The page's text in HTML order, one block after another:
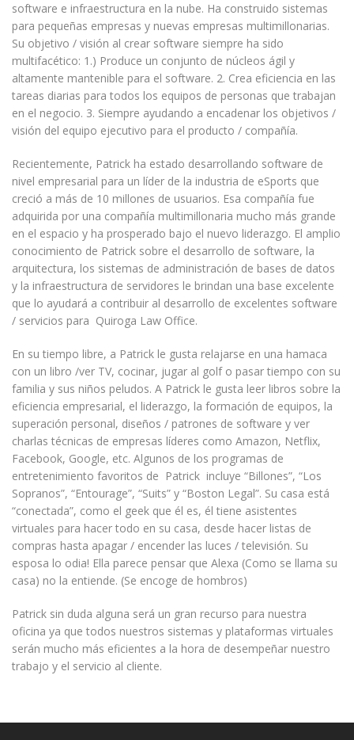
software e infraestructura en la nube. Ha construido sistemas
para pequeñas empresas y nuevas empresas multimillonarias.
Su objetivo / visión al crear software siempre ha sido
multifacético: 1.) Produce un conjunto de núcleos ágil y
altamente mantenible para el software. 2. Crea eficiencia en las
tareas diarias para todos los equipos de personas que trabajan
en el negocio. 3. Siempre ayudando a encadenar los objetivos /
visión del equipo ejecutivo para el producto / compañía.
Recientemente, Patrick ha estado desarrollando software de
nivel empresarial para un líder de la industria de eSports que
creció a más de 10 millones de usuarios. Esa compañía fue
adquirida por una compañía multimillonaria mucho más grande
en el espacio y ha prosperado bajo el nuevo liderazgo. El amplio
conocimiento de Patrick sobre el desarrollo de software, la
arquitectura, los sistemas de administración de bases de datos
y la infraestructura de servidores le brindan una base excelente
que lo ayudará a contribuir al desarrollo de excelentes software
/ servicios para Quiroga Law Office.
En su tiempo libre, a Patrick le gusta relajarse en una hamaca
con un libro /ver TV, cocinar, jugar al golf o pasar tiempo con su
familia y sus niños peludos. A Patrick le gusta leer libros sobre la
eficiencia empresarial, el liderazgo, la formación de equipos, la
superación personal, diseños / patrones de software y ver
charlas técnicas de empresas líderes como Amazon, Netflix,
Facebook, Google, etc. Algunos de los programas de
entretenimiento favoritos de Patrick incluye “Billones”, “Los
Sopranos”, “Entourage”, “Suits” y “Boston Legal”. Su casa está
“conectada”, como el geek que él es, él tiene asistentes
virtuales para hacer todo en su casa, desde hacer listas de
compras hasta apagar / encender las luces / televisión. Su
esposa lo odia! Ella parece pensar que Alexa (Como se llama su
casa) no la entiende. (Se encoge de hombros)
Patrick sin duda alguna será un gran recurso para nuestra
oficina ya que todos nuestros sistemas y plataformas virtuales
serán mucho más eficientes a la hora de desempeñar nuestro
trabajo y el servicio al cliente.